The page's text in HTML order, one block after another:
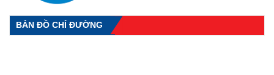
BẢN ĐỒ CHỈ ĐƯỜNG